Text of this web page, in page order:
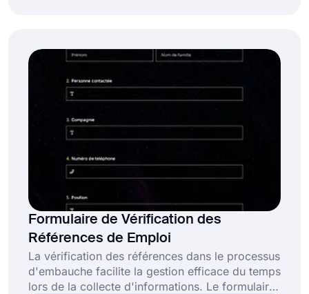
aujourd'hui.
Formulaire de Vérification des
Références de Emploi
La vérification des références dans le processus
d'embauche facilite la gestion efficace du temps
lors de la collecte d'informations. Le formulaire